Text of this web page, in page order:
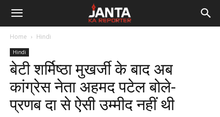
Janta
Reporter
Home Hindi
Hindi
बेटी शर्मिष्ठा मुखर्जी के बाद अब
कांग्रेस नेता अहमद पटेल बोले-
प्रणब दा से ऐसी उम्मीद नहीं थी